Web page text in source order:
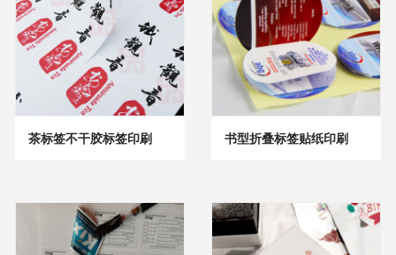
茶标签不干胶标签印刷 书型折叠标签贴纸印刷